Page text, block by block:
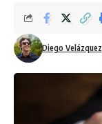
Diego Velázquez